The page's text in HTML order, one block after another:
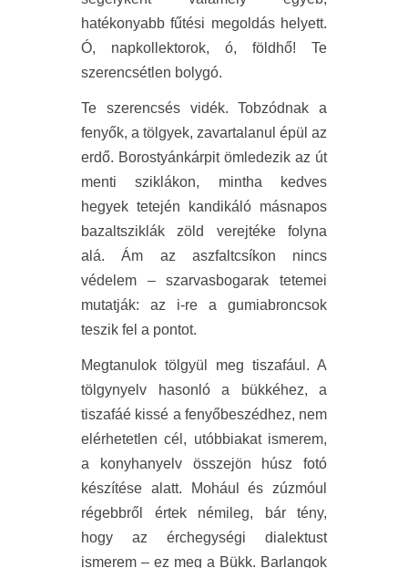
hatékonyabb fűtési megoldás helyett.
Ó, napkollektorok, ó, földhő! Te
szerencsétlen bolygó.
Te szerencsés vidék. Tobzódnak a
fenyők, a tölgyek, zavartalanul épül az
erdő. Borostyánkárpit ömledezik az út
menti sziklákon, mintha kedves
hegyek tetején kandikáló másnapos
bazaltsziklák zöld verejtéke folyna
alá. Ám az aszfaltcsíkon nincs
védelem – szarvasbogarak tetemei
mutatják: az i-re a gumiabroncsok
teszik fel a pontot.
Megtanulok tölgyül meg tiszafául. A
tölgynyelv hasonló a bükkéhez, a
tiszafáé kissé a fenyőbeszédhez, nem
elérhetetlen cél, utóbbiakat ismerem,
a konyhanyelv összejön húsz fotó
készítése alatt. Mohául és zúzmóul
régebbről értek némileg, bár tény,
hogy az érchegységi dialektust
ismerem – ez meg a Bükk. Barlangok